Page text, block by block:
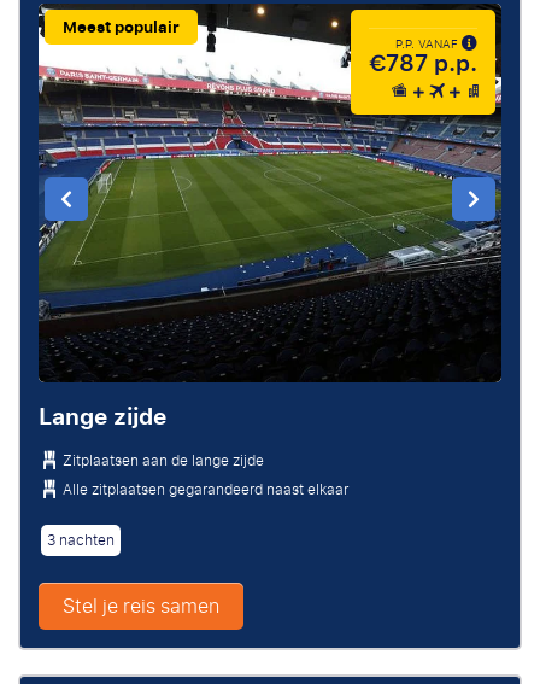
Meest populair
P.P. VANAF
€787 p.p.
Lange zijde
Zitplaatsen aan de lange zijde
Alle zitplaatsen gegarandeerd naast elkaar
3 nachten
Stel je reis samen